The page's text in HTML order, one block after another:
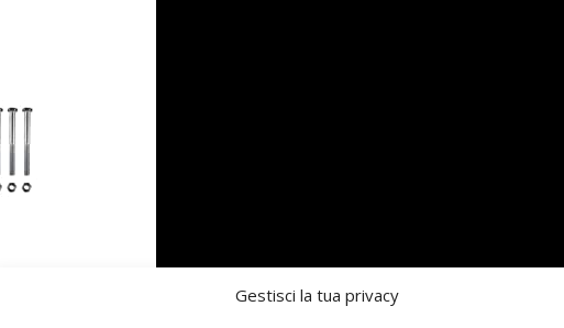
Gestisci la tua privacy